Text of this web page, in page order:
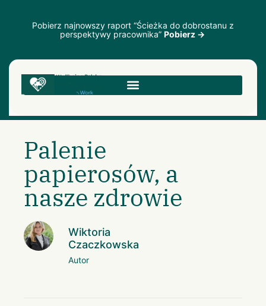
Pobierz najnowszy raport “Ścieżka do dobrostanu z
perspektywy pracownika” Pobierz →
Palenie
papierosów, a
nasze zdrowie
Wiktoria
Czaczkowska
Autor